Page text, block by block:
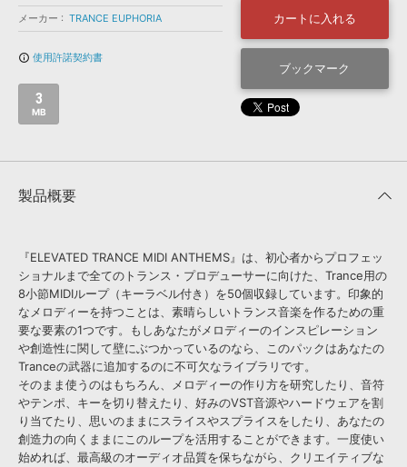
次世代型 ボーカル・エディタ
APS 映像のBGM・セリフを音声分離
SLS
メーカー
TRANCE EUPHORIA
info_outline 使用許諾契約書
3
MB
カートに入れる
ブックマーク
製品概要
『ELEVATED TRANCE MIDI ANTHEMS』は、初心者からプロフェッ
ショナルまで全てのトランス・プロデューサーに向けた、Trance用の
8小節MIDIループ（キーラベル付き）を50個収録しています。印象的
なメロディーを持つことは、素晴らしいトランス音楽を作るための重
要な要素の1つです。もしあなたがメロディーのインスピレーション
や創造性に関して壁にぶつかっているのなら、このパックはあなたの
Tranceの武器に追加するのに不可欠なライブラリです。
そのまま使うのはもちろん、メロディーの作り方を研究したり、音符
やテンポ、キーを切り替えたり、好みのVST音源やハードウェアを割
り当てたり、思いのままにスライスやスプライスをしたり、あなたの
創造力の向くままにこのループを活用することができます。一度使い
始めれば、最高級のオーディオ品質を保ちながら、クリエイティブな